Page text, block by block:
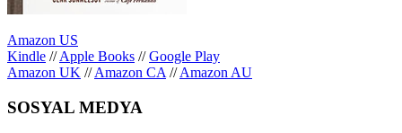
Amazon US
Kindle //Apple Books //Google Play
Amazon UK //Amazon CA //Amazon AU
SOSYAL MEDYA